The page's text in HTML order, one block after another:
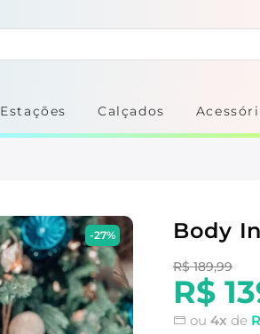
Estações Calçados
-27% Body
R$ 189,99
R$
ou 4x de